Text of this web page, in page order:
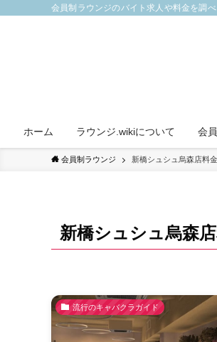
会員制ラウンジのバイト求人や料金を調
ホーム ラウンジ.wikiについて 会
会員制ラウンジ 新橋シュシュ烏森店料金
新橋シュシュ烏森
流行のキャバクラガイド